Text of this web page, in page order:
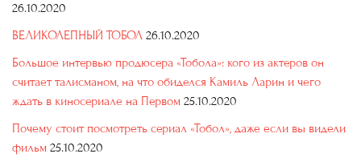
26.10.2020
ВЕЛИКОЛЕПНЫЙ ТОБОЛ 26.10.2020
Большое интервью продюсера «Тобола»: кого из актеров он
считает талисманом, на что обиделся Камиль Ларин и чего
ждать в киносериале на Первом 25.10.2020
Почему стоит посмотреть сериал «Тобол», даже если вы видели
фильм 25.10.2020